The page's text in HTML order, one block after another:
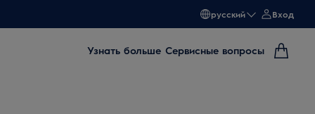
русский Вход
Узнать больше Сервисные вопросы